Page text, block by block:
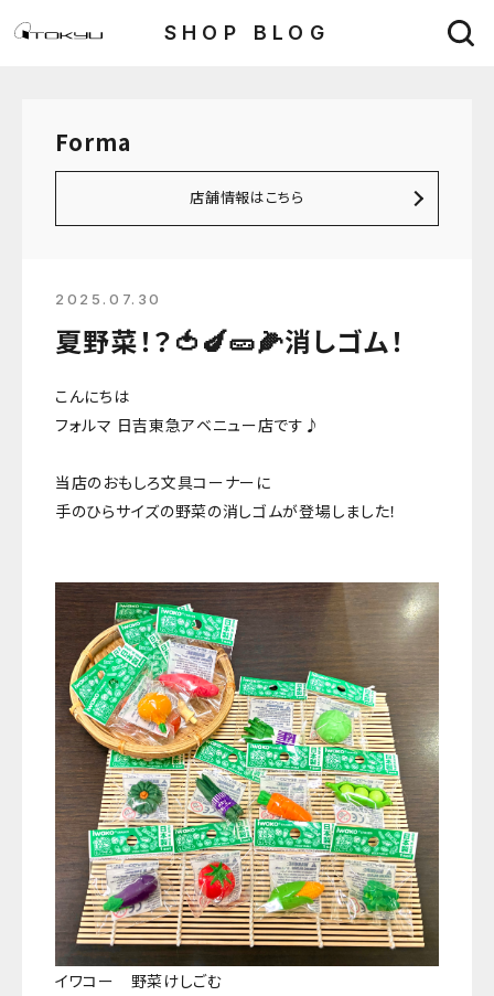
SHOP BLOG
Forma
店舗情報はこちら
2025.07.30
夏野菜！？🍅🍆🥒🌽消しゴム！
こんにちは
フォルマ 日吉東急アベニュー店です♪
当店のおもしろ文具コーナーに
手のひらサイズの野菜の消しゴムが登場しました！
イワコー 野菜けしごむ